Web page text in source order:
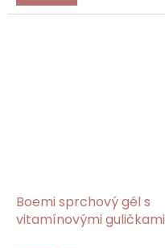
Boemi sprchový gél s
vitamínovými guličkami